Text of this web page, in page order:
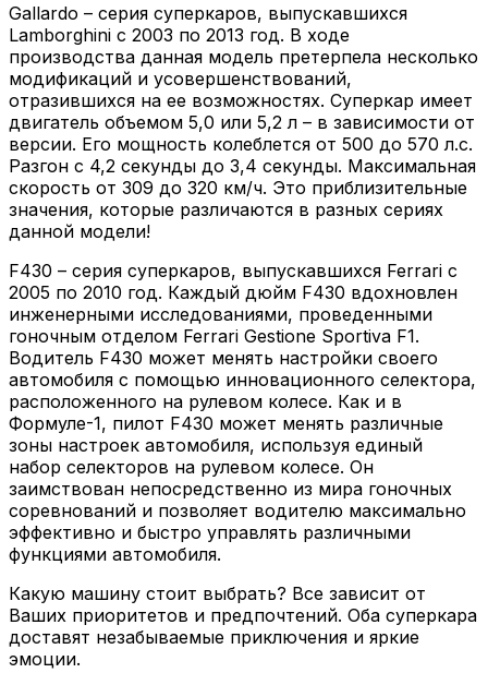
Gallardo – серия суперкаров, выпускавшихся
Lamborghini с 2003 по 2013 год. В ходе
производства данная модель претерпела несколько
модификаций и усовершенствований,
отразившихся на ее возможностях. Суперкар имеет
двигатель объемом 5,0 или 5,2 л – в зависимости от
версии. Его мощность колеблется от 500 до 570 л.с.
Разгон с 4,2 секунды до 3,4 секунды. Максимальная
скорость от 309 до 320 км/ч. Это приблизительные
значения, которые различаются в разных сериях
данной модели!
F430 – серия суперкаров, выпускавшихся Ferrari с
2005 по 2010 год. Каждый дюйм F430 вдохновлен
инженерными исследованиями, проведенными
гоночным отделом Ferrari Gestione Sportiva F1.
Водитель F430 может менять настройки своего
автомобиля с помощью инновационного селектора,
расположенного на рулевом колесе. Как и в
Формуле-1, пилот F430 может менять различные
зоны настроек автомобиля, используя единый
набор селекторов на рулевом колесе. Он
заимствован непосредственно из мира гоночных
соревнований и позволяет водителю максимально
эффективно и быстро управлять различными
функциями автомобиля.
Какую машину стоит выбрать? Все зависит от
Ваших приоритетов и предпочтений. Оба суперкара
доставят незабываемые приключения и яркие
эмоции.